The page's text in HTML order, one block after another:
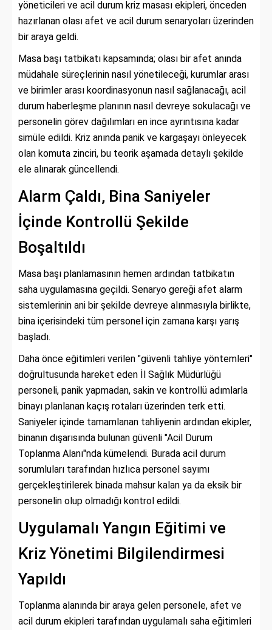
yöneticileri ve acil durum kriz masası ekipleri, önceden
hazırlanan olası afet ve acil durum senaryoları üzerinden
bir araya geldi.
Masa başı tatbikatı kapsamında; olası bir afet anında
müdahale süreçlerinin nasıl yönetileceği, kurumlar arası
ve birimler arası koordinasyonun nasıl sağlanacağı, acil
durum haberleşme planının nasıl devreye sokulacağı ve
personelin görev dağılımları en ince ayrıntısına kadar
simüle edildi. Kriz anında panik ve kargaşayı önleyecek
olan komuta zinciri, bu teorik aşamada detaylı şekilde
ele alınarak güncellendi.
Alarm Çaldı, Bina Saniyeler
İçinde Kontrollü Şekilde
Boşaltıldı
Masa başı planlamasının hemen ardından tatbikatın
saha uygulamasına geçildi. Senaryo gereği afet alarm
sistemlerinin ani bir şekilde devreye alınmasıyla birlikte,
bina içerisindeki tüm personel için zamana karşı yarış
başladı.
Daha önce eğitimleri verilen "güvenli tahliye yöntemleri"
doğrultusunda hareket eden İl Sağlık Müdürlüğü
personeli, panik yapmadan, sakin ve kontrollü adımlarla
binayı planlanan kaçış rotaları üzerinden terk etti.
Saniyeler içinde tamamlanan tahliyenin ardından ekipler,
binanın dışarısında bulunan güvenli "Acil Durum
Toplanma Alanı"nda kümelendi. Burada acil durum
sorumluları tarafından hızlıca personel sayımı
gerçekleştirilerek binada mahsur kalan ya da eksik bir
personelin olup olmadığı kontrol edildi.
Uygulamalı Yangın Eğitimi ve
Kriz Yönetimi Bilgilendirmesi
Yapıldı
Toplanma alanında bir araya gelen personele, afet ve
acil durum ekipleri tarafından uygulamalı saha eğitimleri